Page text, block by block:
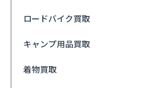
ロードバイク買取
キャンプ用品買取
着物買取